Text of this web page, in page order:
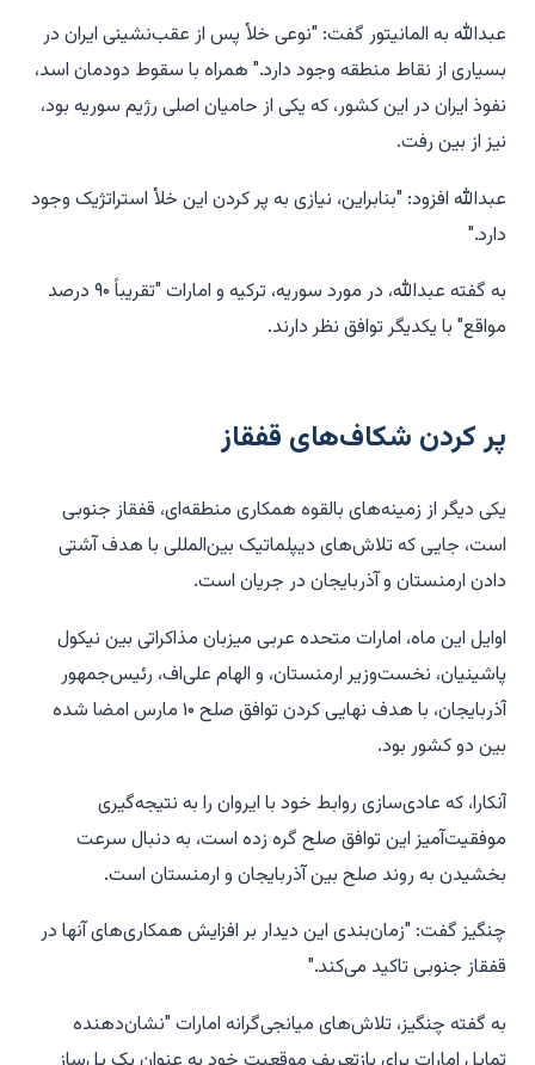
عبدالله به المانیتور گفت: "نوعی خلأ پس از عقب‌نشینی ایران در
بسیاری از نقاط منطقه وجود دارد." همراه با سقوط دودمان اسد،
نفوذ ایران در این کشور، که یکی از حامیان اصلی رژیم سوریه بود،
نیز از بین رفت.
عبدالله افزود: "بنابراین، نیازی به پر کردن این خلأ استراتژیک وجود
دارد."
به گفته عبدالله، در مورد سوریه، ترکیه و امارات "تقریباً ۹۰ درصد
مواقع" با یکدیگر توافق نظر دارند.
پر کردن شکاف‌های قفقاز
یکی دیگر از زمینه‌های بالقوه همکاری منطقه‌ای، قفقاز جنوبی
است، جایی که تلاش‌های دیپلماتیک بین‌المللی با هدف آشتی
دادن ارمنستان و آذربایجان در جریان است.
اوایل این ماه، امارات متحده عربی میزبان مذاکراتی بین نیکول
پاشینیان، نخست‌وزیر ارمنستان، و الهام علی‌اف، رئیس‌جمهور
آذربایجان، با هدف نهایی کردن توافق صلح ۱۰ مارس امضا شده
بین دو کشور بود.
آنکارا، که عادی‌سازی روابط خود با ایروان را به نتیجه‌گیری
موفقیت‌آمیز این توافق صلح گره زده است، به دنبال سرعت
بخشیدن به روند صلح بین آذربایجان و ارمنستان است.
چنگیز گفت: "زمان‌بندی این دیدار بر افزایش همکاری‌های آنها در
قفقاز جنوبی تاکید می‌کند."
به گفته چنگیز، تلاش‌های میانجی‌گرانه امارات "نشان‌دهنده